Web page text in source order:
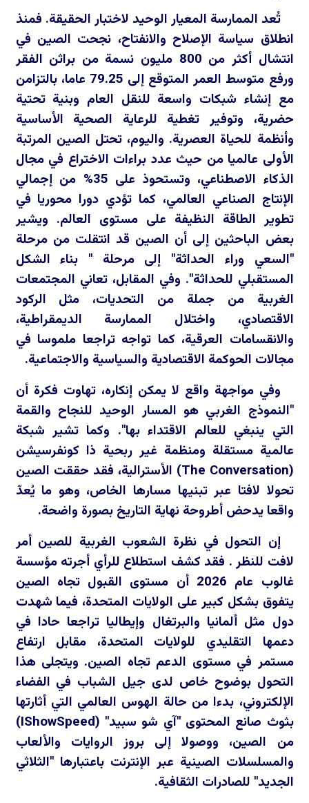
تُعد الممارسة المعيار الوحيد لاختبار الحقيقة. فمنذ
انطلاق سياسة الإصلاح والانفتاح، نجحت الصين في
انتشال أكثر من 800 مليون نسمة من براثن الفقر
ورفع متوسط العمر المتوقع إلى 79.25 عاما، بالتزامن
مع إنشاء شبكات واسعة للنقل العام وبنية تحتية
حضرية، وتوفير تغطية للرعاية الصحية الأساسية
وأنظمة للحياة العصرية. واليوم، تحتل الصين المرتبة
الأولى عالميا من حيث عدد براءات الاختراع في مجال
الذكاء الاصطناعي، وتستحوذ على 35% من إجمالي
الإنتاج الصناعي العالمي، كما تؤدي دورا محوريا في
تطوير الطاقة النظيفة على مستوى العالم. ويشير
بعض الباحثين إلى أن الصين قد انتقلت من مرحلة
"السعي وراء الحداثة" إلى مرحلة " بناء الشكل
المستقبلي للحداثة". وفي المقابل، تعاني المجتمعات
الغربية من جملة من التحديات، مثل الركود
الاقتصادي، واختلال الممارسة الديمقراطية،
والانقسامات العرقية، كما تواجه تراجعا ملموسا في
مجالات الحوكمة الاقتصادية والسياسية والاجتماعية.
وفي مواجهة واقع لا يمكن إنكاره، تهاوت فكرة أن
"النموذج الغربي هو المسار الوحيد للنجاح والقمة
التي ينبغي للعالم الاقتداء بها". وكما تشير شبكة
عالمية مستقلة ومنظمة غير ربحية ذا كونفرسيشن
(
The Conversation) الأسترالية، فقد حققت الصين
تحولا لافتا عبر تبنيها مسارها الخاص، وهو ما يُعدّ
واقعا يدحض أطروحة نهاية التاريخ بصورة واضحة.
إن التحول في نظرة الشعوب الغربية للصين أمر
لافت للنظر . فقد كشف استطلاع للرأي أجرته مؤسسة
غالوب عام 2026 أن مستوى القبول تجاه الصين
يتفوق بشكل كبير على الولايات المتحدة، فيما شهدت
دول مثل ألمانيا والبرتغال وإيطاليا تراجعا حادا في
دعمها التقليدي للولايات المتحدة، مقابل ارتفاع
مستمر في مستوى الدعم تجاه الصين. ويتجلى هذا
التحول بوضوح خاص لدى جيل الشباب في الفضاء
الإلكتروني، بدءا من حالة الهوس العالمي التي أثارتها
بثوث صانع المحتوى "آي شو سبيد" (IShowSpeed
)
من الصين، ووصولا إلى بروز الروايات والألعاب
والمسلسلات الصينية عبر الإنترنت باعتبارها "الثلاثي
الجديد" للصادرات الثقافية.